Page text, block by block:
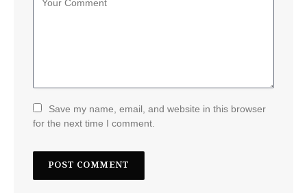
Save my name, email, and website in this browser
for the next time I comment.